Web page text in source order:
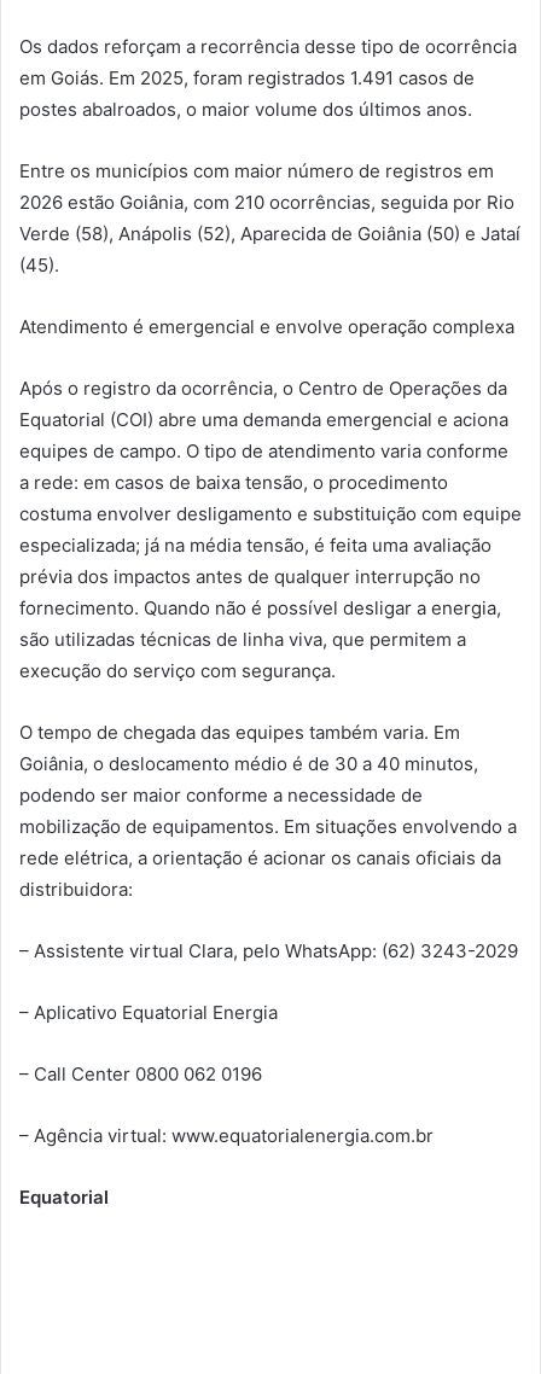
Os dados reforçam a recorrência desse tipo de ocorrência
em Goiás. Em 2025, foram registrados 1.491 casos de
postes abalroados, o maior volume dos últimos anos.
Entre os municípios com maior número de registros em
2026 estão Goiânia, com 210 ocorrências, seguida por Rio
Verde (58), Anápolis (52), Aparecida de Goiânia (50) e Jataí
(45).
Atendimento é emergencial e envolve operação complexa
Após o registro da ocorrência, o Centro de Operações da
Equatorial (COI) abre uma demanda emergencial e aciona
equipes de campo. O tipo de atendimento varia conforme
a rede: em casos de baixa tensão, o procedimento
costuma envolver desligamento e substituição com equipe
especializada; já na média tensão, é feita uma avaliação
prévia dos impactos antes de qualquer interrupção no
fornecimento. Quando não é possível desligar a energia,
são utilizadas técnicas de linha viva, que permitem a
execução do serviço com segurança.
O tempo de chegada das equipes também varia. Em
Goiânia, o deslocamento médio é de 30 a 40 minutos,
podendo ser maior conforme a necessidade de
mobilização de equipamentos. Em situações envolvendo a
rede elétrica, a orientação é acionar os canais oficiais da
distribuidora:
– Assistente virtual Clara, pelo WhatsApp: (62) 3243-2029
– Aplicativo Equatorial Energia
– Call Center 0800 062 0196
– Agência virtual: www.equatorialenergia.com.br
Equatorial